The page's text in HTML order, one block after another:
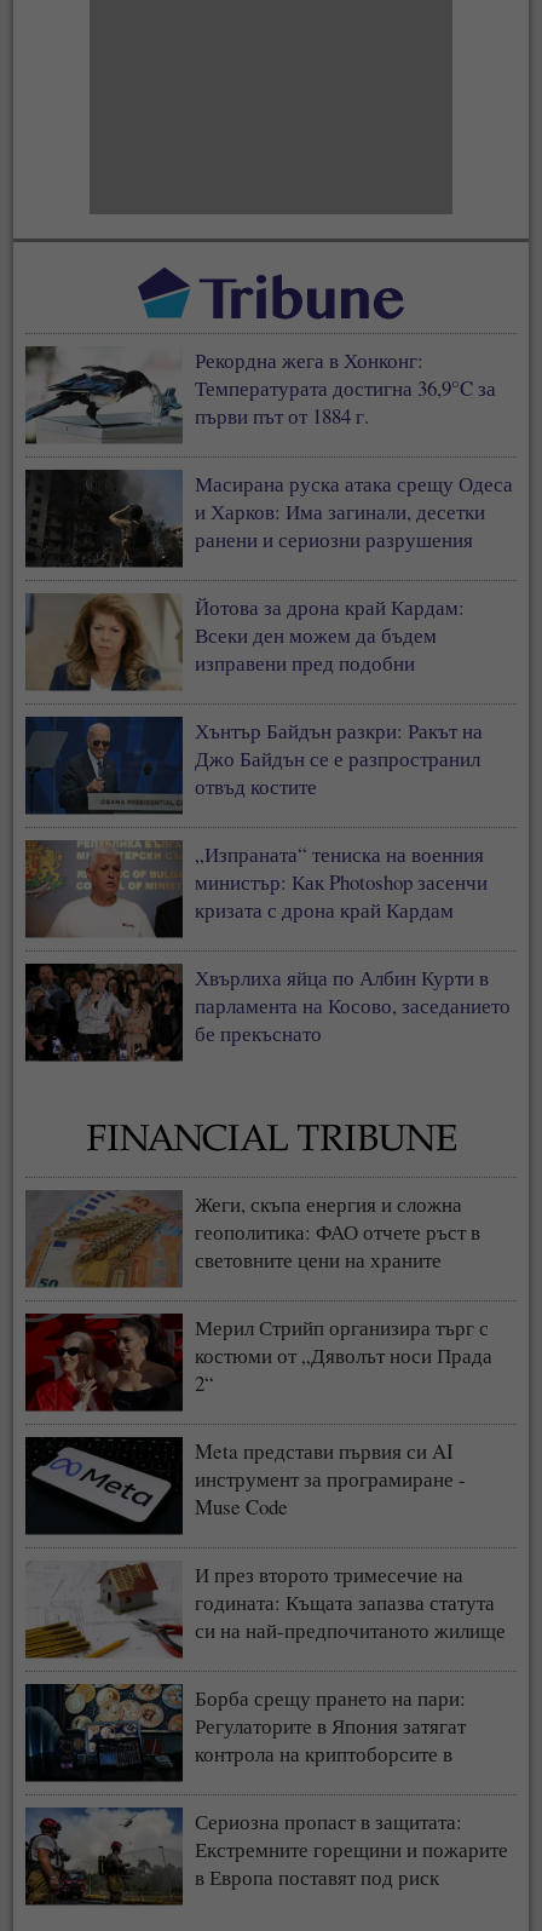
Рекордна жега в Хонконг:
Температурата достигна 36,9°C за
първи път от 1884 г.
Масирана руска атака срещу Одеса
и Харков: Има загинали, десетки
ранени и сериозни разрушения
Йотова за дрона край Кардам:
Всеки ден можем да бъдем
изправени пред подобни
Хънтър Байдън разкри: Ракът на
Джо Байдън се е разпространил
отвъд костите
„Изпраната“ тениска на военния
министър: Как Photoshop засенчи
кризата с дрона край Кардам
Хвърлиха яйца по Албин Курти в
парламента на Косово, заседанието
бе прекъснато
Жеги, скъпа енергия и сложна
геополитика: ФАО отчете ръст в
световните цени на храните
Мерил Стрийп организира търг с
костюми от „Дяволът носи Прада
2“
Meta представи първия си AI
инструмент за програмиране -
Muse Code
И през второто тримесечие на
годината: Къщата запазва статута
си на най-предпочитаното жилище
Борба срещу прането на пари:
Регулаторите в Япония затягат
контрола на криптоборсите в
Сериозна пропаст в защитата:
Екстремните горещини и пожарите
в Европа поставят под риск